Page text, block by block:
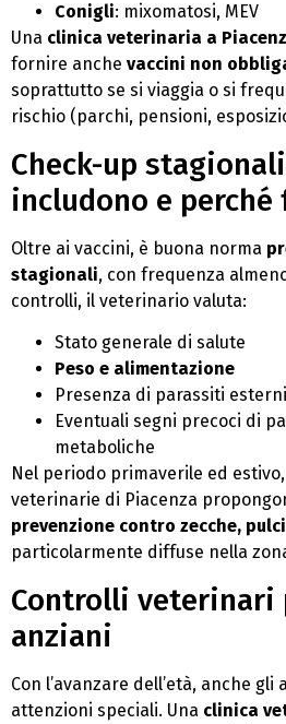
Conigli: mixomatosi, MEV
Una clinica veterinaria a
fornire anche vaccini non
soprattutto se si viaggia o si
rischio (parchi, pensioni,
Check-up
includono e perché
Oltre ai vaccini, è buona norma
stagionali, con frequenza
controlli, il veterinario valuta:
Stato generale di salute
Peso e alimentazione
Presenza di parassiti
Eventuali segni precoci di
metaboliche
Nel periodo primaverile ed
veterinarie di Piacenza
prevenzione contro zecche,
particolarmente diffuse nella
Controlli veterinari
anziani
Con l’avanzare dell’età, anche
attenzioni speciali. Una clinica